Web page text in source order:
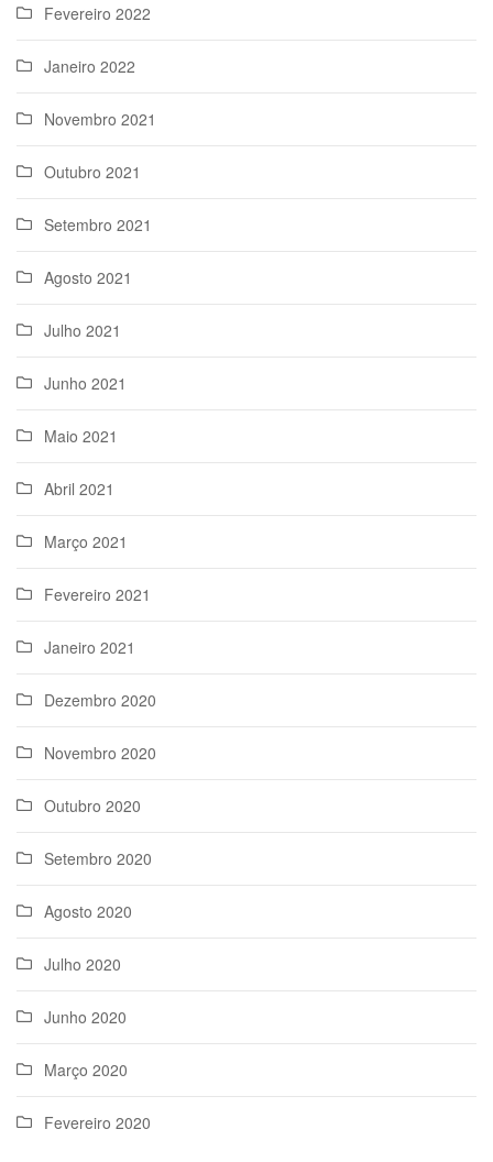
Fevereiro 2022
Janeiro 2022
Novembro 2021
Outubro 2021
Setembro 2021
Agosto 2021
Julho 2021
Junho 2021
Maio 2021
Abril 2021
Março 2021
Fevereiro 2021
Janeiro 2021
Dezembro 2020
Novembro 2020
Outubro 2020
Setembro 2020
Agosto 2020
Julho 2020
Junho 2020
Março 2020
Fevereiro 2020